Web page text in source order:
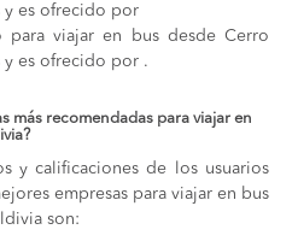
y es ofrecido por
para viajar en bus desde Cerro
y es ofrecido por .
más recomendadas para viajar en
y calificaciones de los usuarios
empresas para viajar en bus
son: